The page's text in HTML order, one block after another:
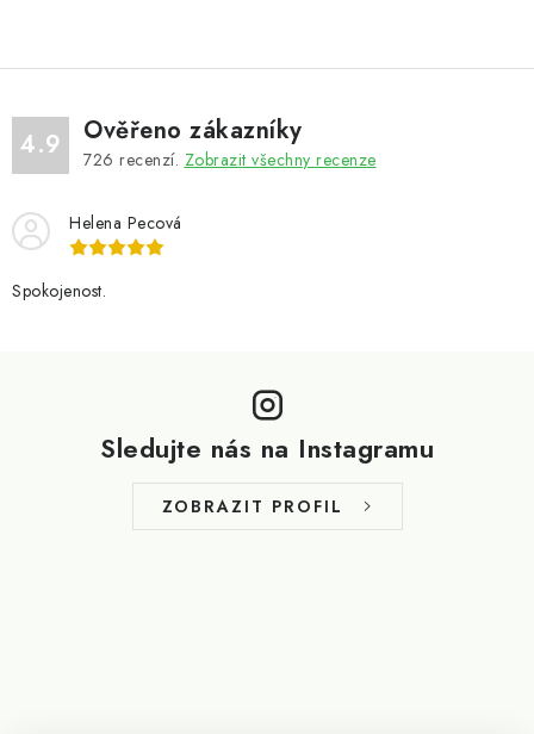
4.9 Ověřeno zákazníky
726 recenzí. Zobrazit všechny recenze
Helena Pecová
Spokojenost.
Sledujte nás na Instagramu
ZOBRAZIT PROFIL